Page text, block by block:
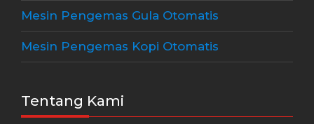
Mesin Pengemas Gula Otomatis
Mesin Pengemas Kopi Otomatis
Tentang Kami